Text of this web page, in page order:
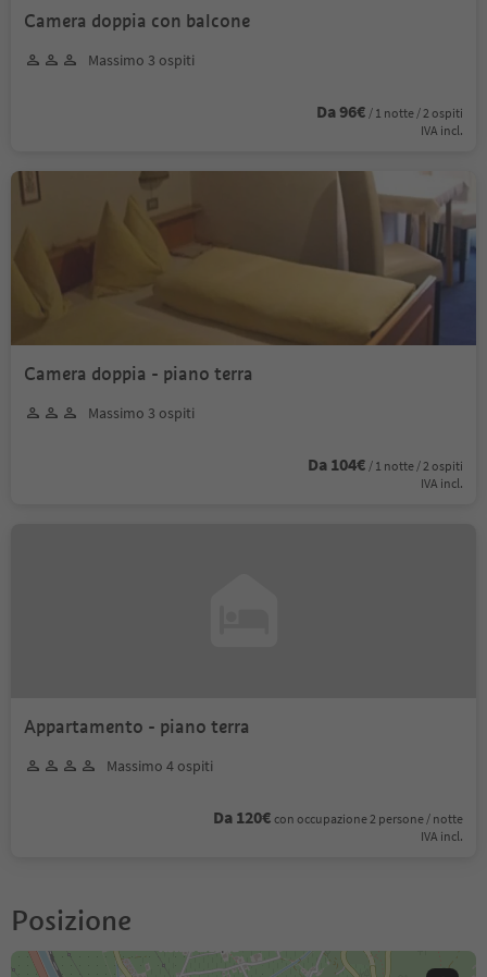
Camera doppia con balcone
Massimo 3 ospiti
Da 96€ / 1 notte / 2 ospiti
IVA incl.
Camera doppia - piano terra
Massimo 3 ospiti
Da 104€ / 1 notte / 2 ospiti
IVA incl.
Appartamento - piano terra
Massimo 4 ospiti
Da 120€ con occupazione 2 persone / notte
IVA incl.
Posizione